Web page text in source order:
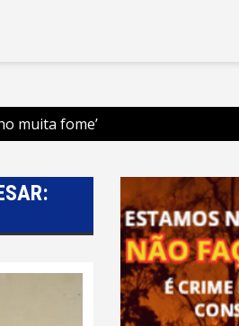
muita fome’